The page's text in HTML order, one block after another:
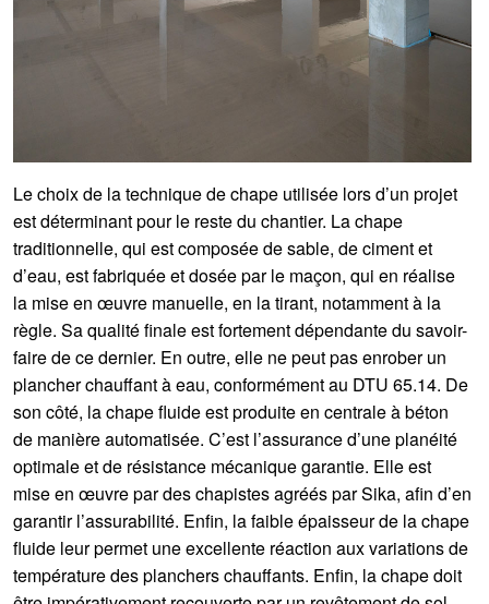
Le choix de la technique de chape utilisée lors d’un projet
est déterminant pour le reste du chantier. La chape
traditionnelle, qui est composée de sable, de ciment et
d’eau, est fabriquée et dosée par le maçon, qui en réalise
la mise en œuvre manuelle, en la tirant, notamment à la
règle. Sa qualité finale est fortement dépendante du savoir-
faire de ce dernier. En outre, elle ne peut pas enrober un
plancher chauffant à eau, conformément au DTU 65.14. De
son côté, la chape fluide est produite en centrale à béton
de manière automatisée. C’est l’assurance d’une planéité
optimale et de résistance mécanique garantie. Elle est
mise en œuvre par des chapistes agréés par Sika, afin d’en
garantir l’assurabilité. Enfin, la faible épaisseur de la chape
fluide leur permet une excellente réaction aux variations de
température des planchers chauffants. Enfin, la chape doit